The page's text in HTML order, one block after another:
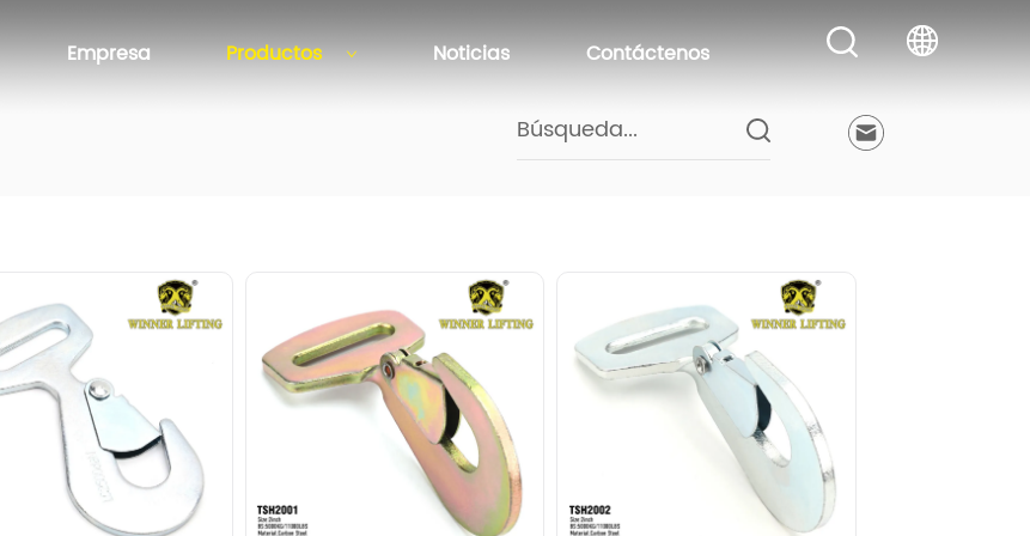
Empresa Productos Noticias Contáctenos